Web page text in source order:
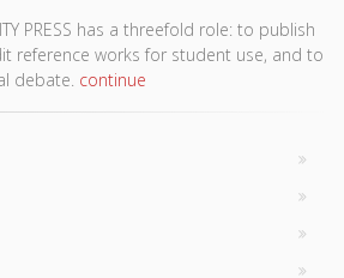
PRESS has a threefold role: to publish
reference works for student use, and to
debate. continue